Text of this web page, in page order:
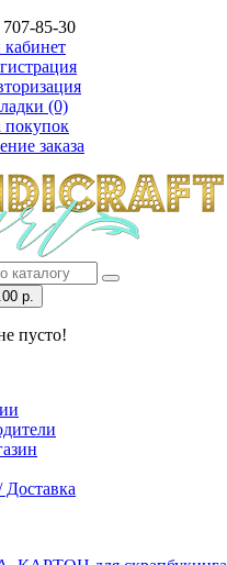
85-30
(0)
покупок
заказа
р.
пусто!
Доставка